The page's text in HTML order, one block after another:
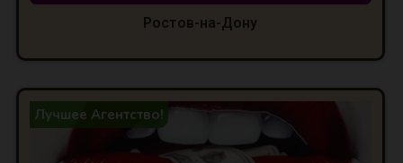
Ростов-на-Дону
Лучшее Агентство!